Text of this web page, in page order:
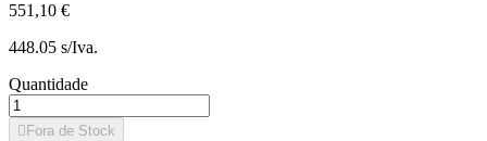
551,10 €
448.05 s/Iva.
Quantidade
 Fora de Stock